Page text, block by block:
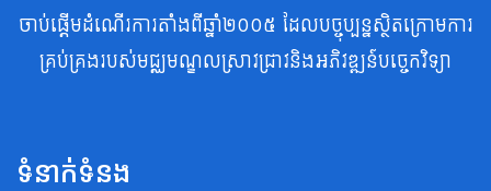
ចាប់ផ្តើមដំណើរការតាំងពីឆ្នាំ២០០៥ ដែលបច្ចុប្បន្នស្ថិតក្រោមការ
គ្រប់គ្រងរបស់មជ្ឈមណ្ឌលស្រាវជ្រាវនិងអភិវឌ្ឍន៍បច្ចេកវិទ្យា
ទំនាក់ទំនង